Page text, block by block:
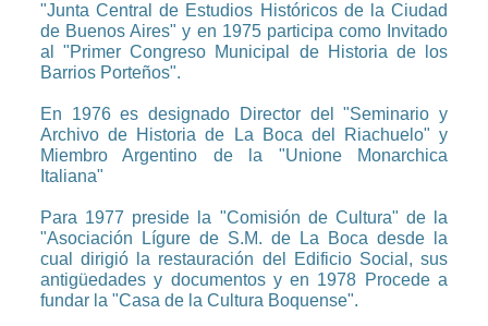
"Junta Central de Estudios Históricos de la Ciudad
de Buenos Aires" y en 1975 participa como Invitado
al "Primer Congreso Municipal de Historia de los
Barrios Porteños".
En 1976 es designado Director del "Seminario y
Archivo de Historia de La Boca del Riachuelo" y
Miembro Argentino de la "Unione Monarchica
Italiana"
Para 1977 preside la "Comisión de Cultura" de la
"Asociación Lígure de S.M. de La Boca desde la
cual dirigió la restauración del Edificio Social, sus
antigüedades y documentos y en 1978 Procede a
fundar la "Casa de la Cultura Boquense".